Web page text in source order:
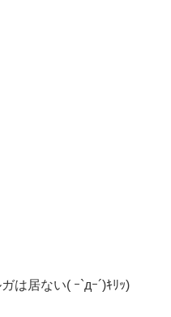
は居ない( ｰ`дｰ´)ｷﾘｯ)